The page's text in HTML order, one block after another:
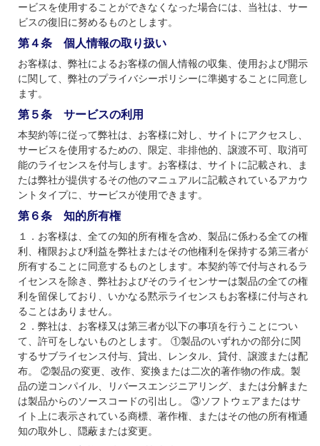
ービスを使用することができなくなった場合には、当社は、サー
ビスの復旧に努めるものとします。
第４条 個人情報の取り扱い
お客様は、弊社によるお客様の個人情報の収集、使用および開示
に関して、弊社のプライバシーポリシーに準拠することに同意し
ます。
第５条 サービスの利用
本契約等に従って弊社は、お客様に対し、サイトにアクセスし、
サービスを使用するための、限定、非排他的、譲渡不可、取消可
能のライセンスを付与します。お客様は、サイトに記載され、ま
たは弊社が提供するその他のマニュアルに記載されているアカウ
ントタイプに、サービスが使用できます。
第６条 知的所有権
１．お客様は、全ての知的所有権を含め、製品に係わる全ての権
利、権限および利益を弊社またはその他権利を保持する第三者が
所有することに同意するものとします。本契約等で付与されるラ
イセンスを除き、弊社およびそのライセンサーは製品の全ての権
利を留保しており、いかなる黙示ライセンスもお客様に付与され
ることはありません。
２．弊社は、お客様又は第三者が以下の事項を行うことについ
て、許可をしないものとします。 ①製品のいずれかの部分に関
するサブライセンス付与、貸出、レンタル、貸付、譲渡または配
布。 ②製品の変更、改作、変換または二次的著作物の作成。製
品の逆コンパイル、リバースエンジニアリング、または分解また
は製品からのソースコードの引出し。 ③ソフトウェアまたはサ
イト上に表示されている商標、著作権、またはその他の所有権通
知の取外し、隠蔽または変更。